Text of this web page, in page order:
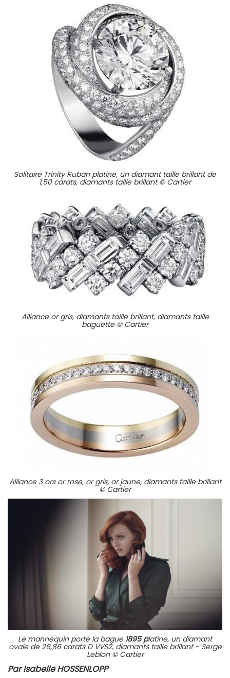
Solitaire Trinity Ruban platine, un diamant taille brillant de
1,50 carats, diamants taille brillant © Cartier
Alliance or gris, diamants taille brillant, diamants taille
baguette © Cartier
Alliance 3 ors or rose, or gris, or jaune, diamants taille brillant
© Cartier
Le mannequin porte la bague1895 platine, un diamant
ovale de 26,86 carats D VVS2, diamants taille brillant - Serge
Leblon © Cartier
Par Isabelle HOSSENLOPP